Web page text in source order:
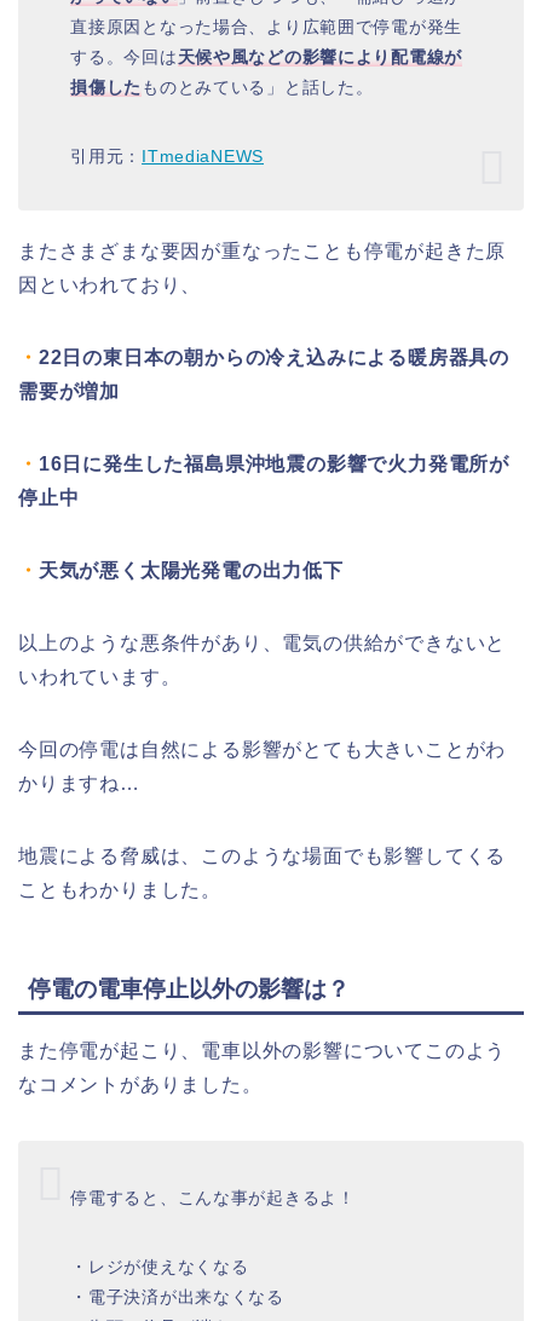
直接原因となった場合、より広範囲で停電が発生
する。今回は天候や風などの影響により配電線が
損傷した ものとみている」と話した。
引用元： ITmediaNEWS
またさまざまな要因が重なったことも停電が起きた原
因といわれており、
・ 22日の東日本の朝からの冷え込みによる暖房器具の
需要が増加
・ 16日に発生した福島県沖地震の影響で火力発電所が
停止中
・ 天気が悪く太陽光発電の出力低下
以上のような悪条件があり、電気の供給ができないと
いわれています。
今回の停電は自然による影響がとても大きいことがわ
かりますね…
地震による脅威は、このような場面でも影響してくる
こともわかりました。
停電の電車停止以外の影響は？
また停電が起こり、電車以外の影響についてこのよう
なコメントがありました。
停電すると、こんな事が起きるよ！
・レジが使えなくなる
・電子決済が出来なくなる